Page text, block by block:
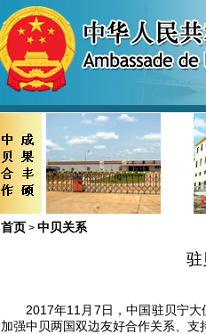
首页 > 中贝关系
驻
2017年11月7日，中国驻贝宁大
加强中贝两国双边友好合作关系、支